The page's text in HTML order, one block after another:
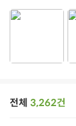
전체 3,262건